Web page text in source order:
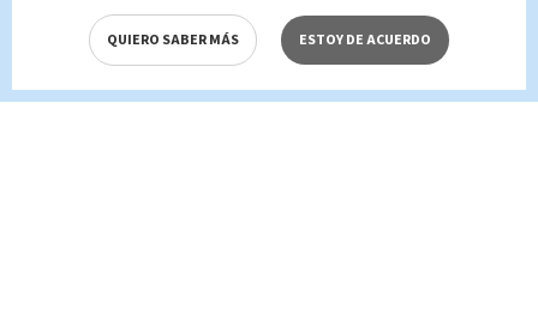
QUIERO SABER MÁS ESTOY DE ACUERDO